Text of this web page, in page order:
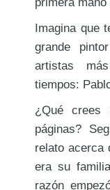
Imagina que
grande
artistas
tiempos:
¿Qué
páginas?
relato acerca
era su
razón